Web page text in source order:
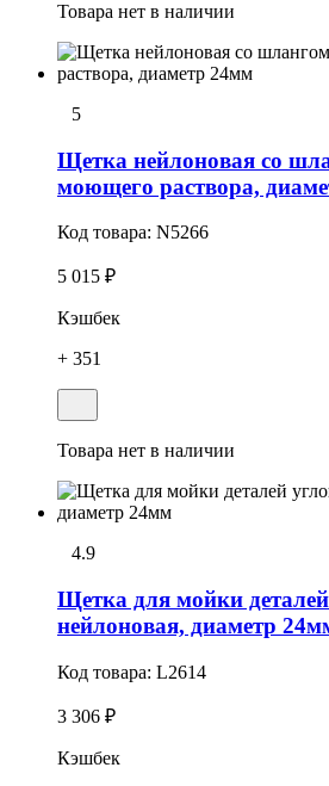
Товара нет в наличии
5
Щетка нейлоновая со
моющего раствора,
Код товара: N5266
5 015 ₽
Кэшбек
+ 351
Товара нет в наличии
4.9
Щетка для мойки
нейлоновая, диаметр
Код товара: L2614
3 306 ₽
Кэшбек